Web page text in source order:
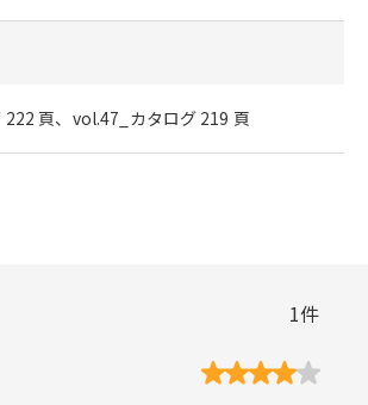
頁、vol.47_カタログ 219 頁
1件